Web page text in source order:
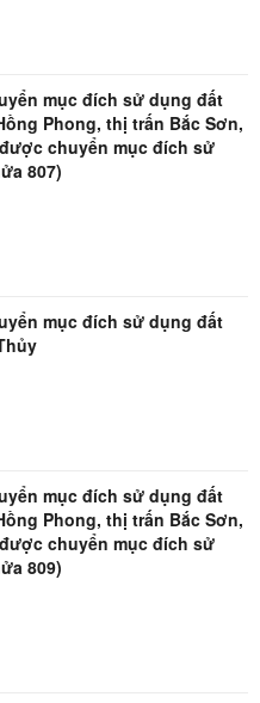
mục đích sử dụng đất
Phong, thị trấn Bắc Sơn,
chuyển mục đích sử
807)
mục đích sử dụng đất
mục đích sử dụng đất
Phong, thị trấn Bắc Sơn,
chuyển mục đích sử
809)